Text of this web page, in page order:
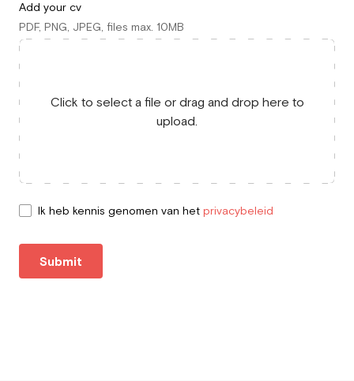
Add your cv
PDF, PNG, JPEG, files max. 10MB
Click to select a file or drag and drop here to
upload.
Ik heb kennis genomen van het privacybeleid
Submit